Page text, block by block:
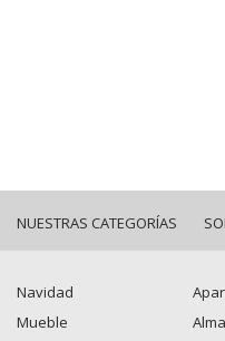
NUESTRAS CATEGORÍAS
Navidad
Mueble